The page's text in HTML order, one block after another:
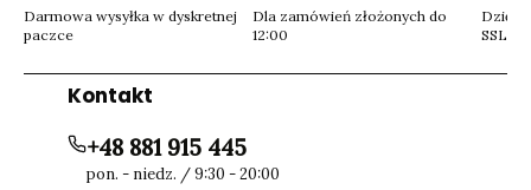
Darmowa wysyłka w dyskretnej
paczce
Dla zamówień złożonych do
12:00
Dzięki
SSL
Kontakt
+48 881 915 445
pon. - niedz. / 9:30 - 20:00